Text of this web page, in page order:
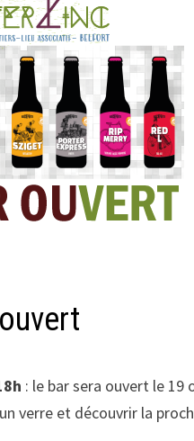
: le bar sera ouvert le 19
verre et découvrir la